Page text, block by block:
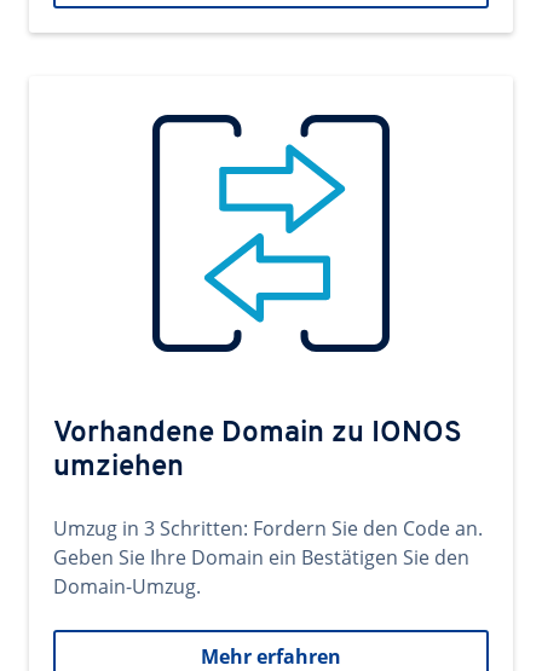
Vorhandene Domain zu IONOS
umziehen
Umzug in 3 Schritten: Fordern Sie den Code an.
Geben Sie Ihre Domain ein Bestätigen Sie den
Domain-Umzug.
Mehr erfahren